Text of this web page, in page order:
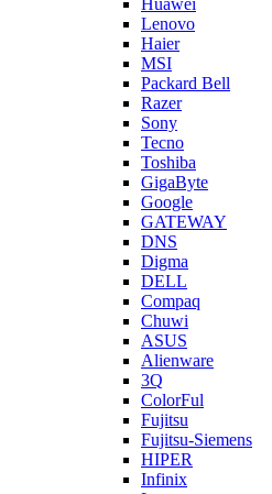
Huawei
Lenovo
Haier
MSI
Packard Bell
Razer
Sony
Tecno
Toshiba
GigaByte
Google
GATEWAY
DNS
Digma
DELL
Compaq
Chuwi
ASUS
Alienware
3Q
ColorFul
Fujitsu
Fujitsu-Siemens
HIPER
Infinix